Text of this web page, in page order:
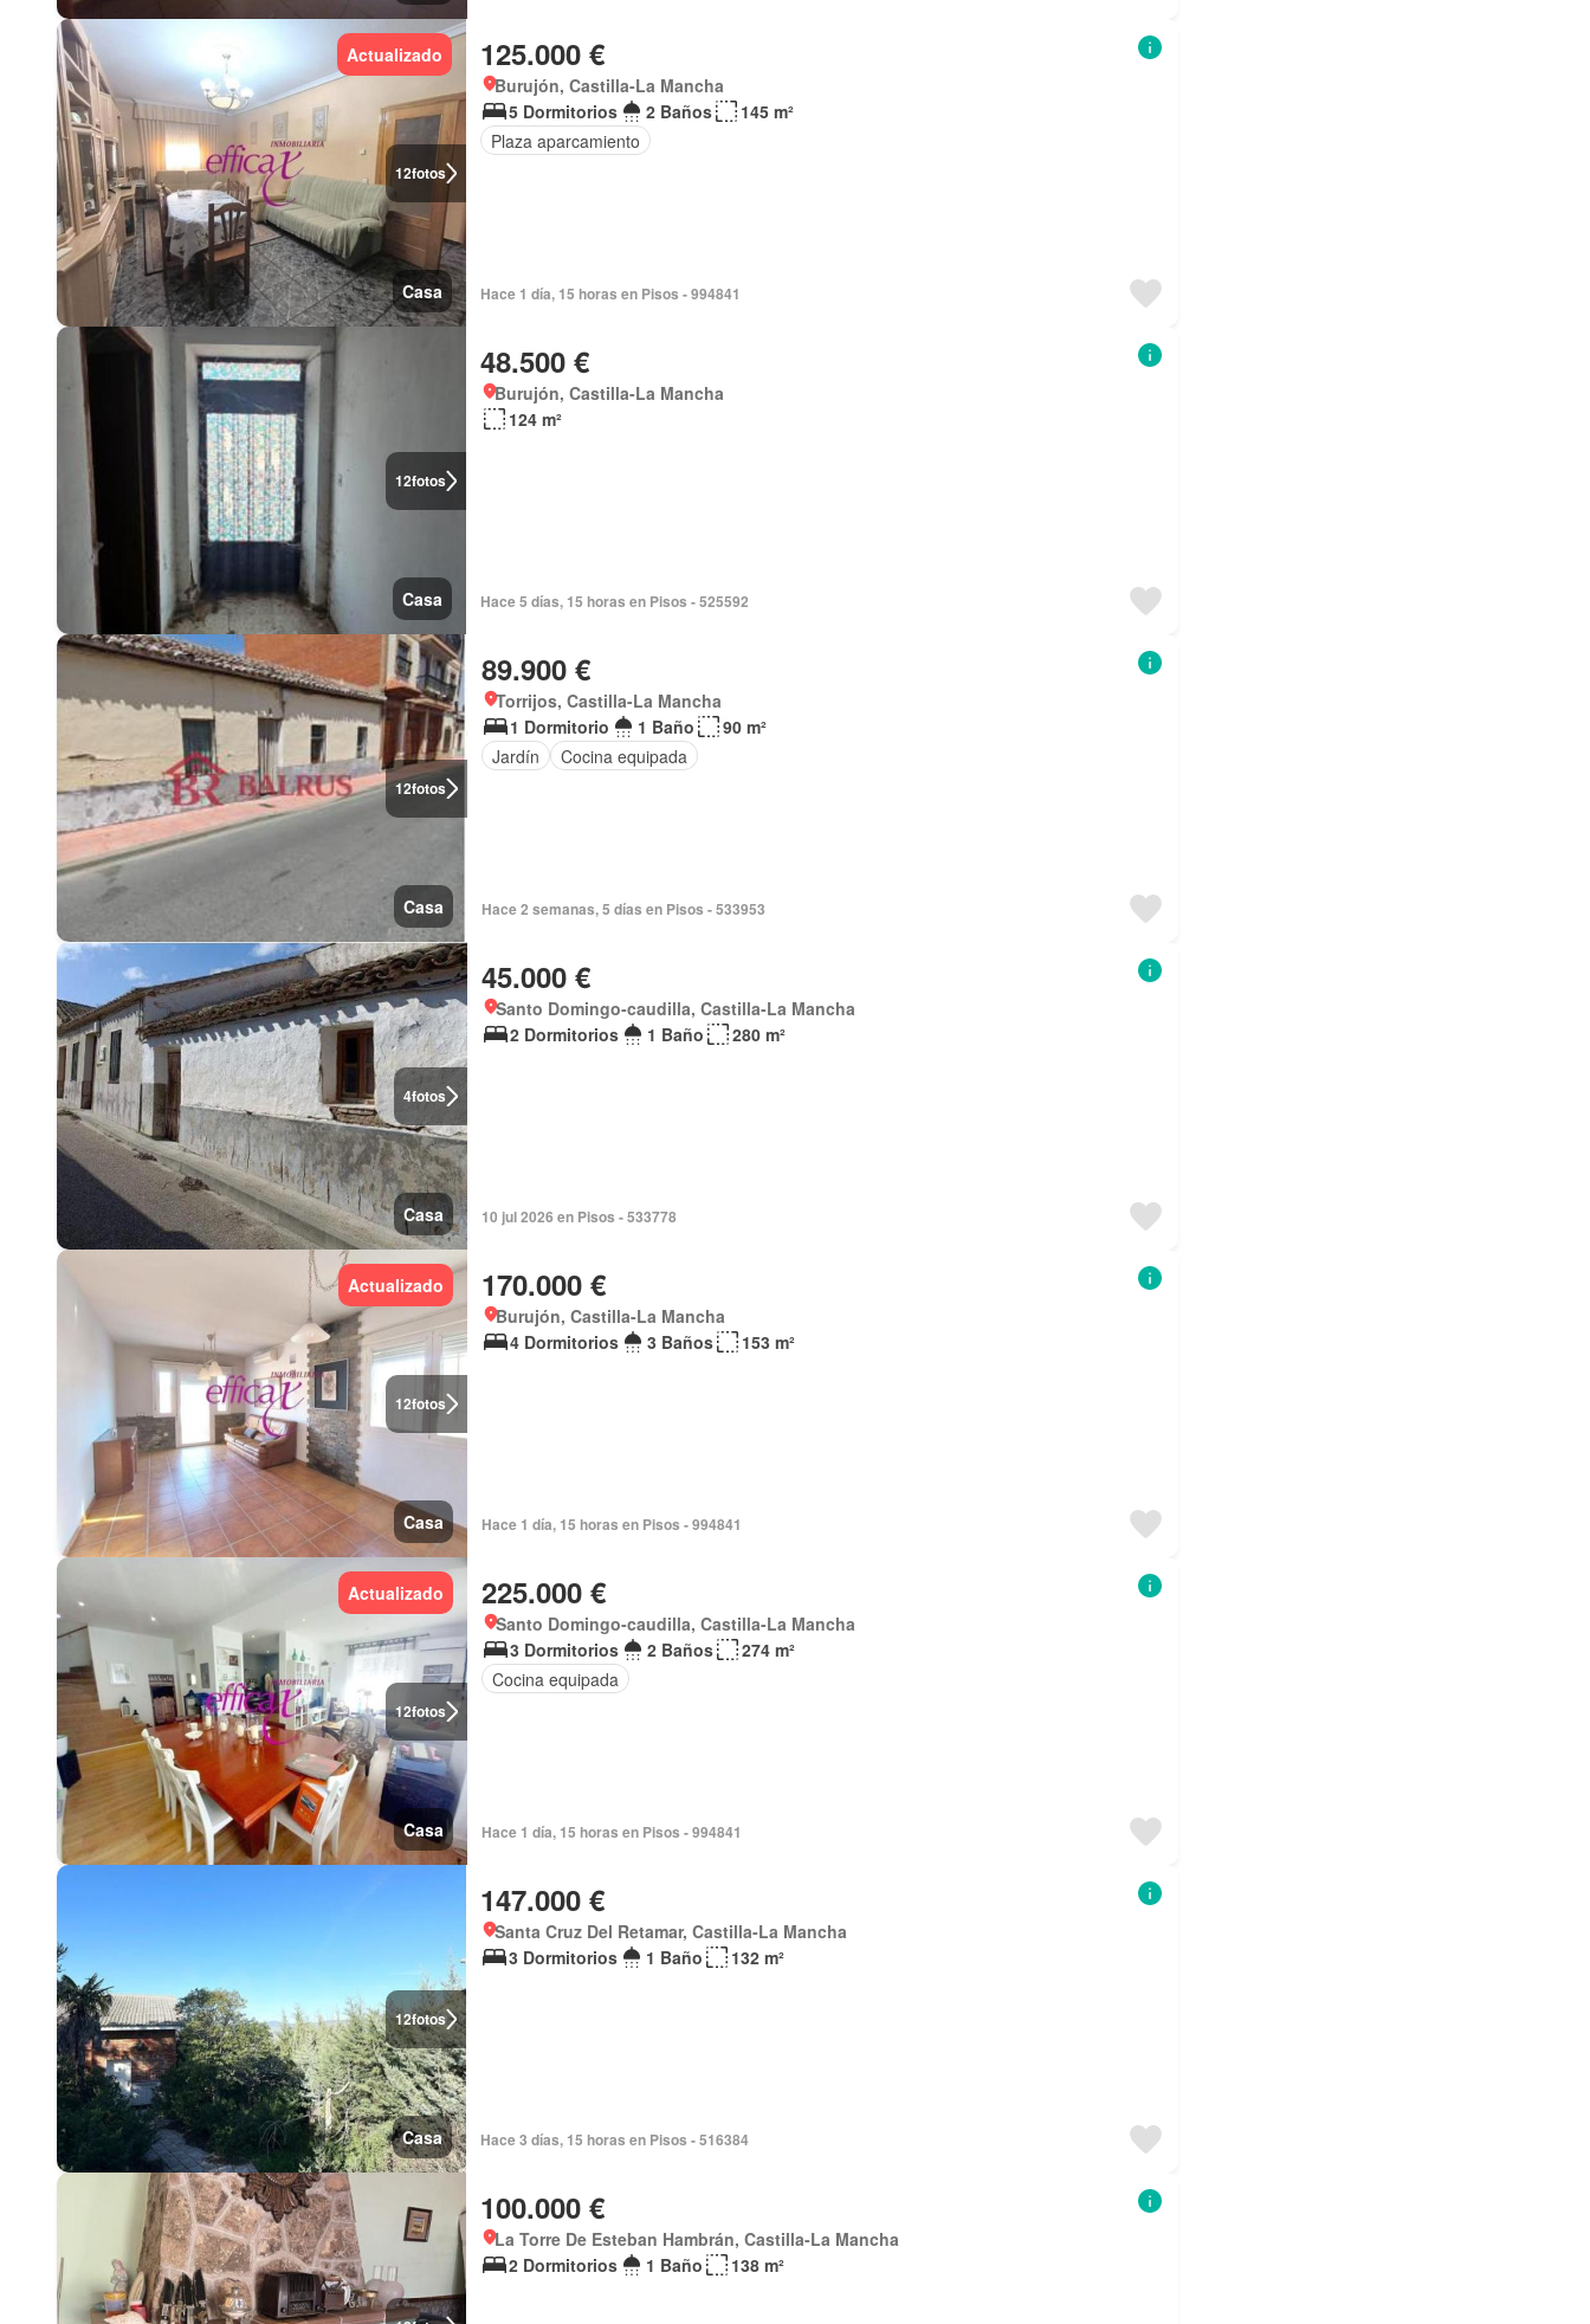
12fotos
Actualizado
Casa
125.000 €
Burujón, Castilla-La Mancha
5 Dormitorios
2 Baños
145 m²
Plaza aparcamiento
Hace 1 día, 15 horas en Pisos - 994841
12fotos
Casa
48.500 €
Burujón, Castilla-La Mancha
124 m²
Hace 5 días, 15 horas en Pisos - 525592
12fotos
Casa
89.900 €
Torrijos, Castilla-La Mancha
1 Dormitorio
1 Baño
90 m²
Jardín
Cocina equipada
Hace 2 semanas, 5 días en Pisos - 533953
4fotos
Casa
45.000 €
Santo Domingo-caudilla, Castilla-La Mancha
2 Dormitorios
1 Baño 280 m²
10 jul 2026 en Pisos - 533778
12fotos
Actualizado
Casa
170.000 €
Burujón, Castilla-La Mancha
4 Dormitorios
3 Baños 153 m²
Hace 1 día, 15 horas en Pisos - 994841
12fotos
Actualizado
Casa
225.000 €
Santo Domingo-caudilla, Castilla-La Mancha
3 Dormitorios
2 Baños
274 m²
Cocina equipada
Hace 1 día, 15 horas en Pisos - 994841
12fotos
Casa
147.000 €
Santa Cruz Del Retamar, Castilla-La Mancha
3 Dormitorios
1 Baño 132 m²
Hace 3 días, 15 horas en Pisos - 516384
100.000 €
La Torre De Esteban Hambrán, Castilla-La Mancha
2 Dormitorios
1 Baño 138 m²